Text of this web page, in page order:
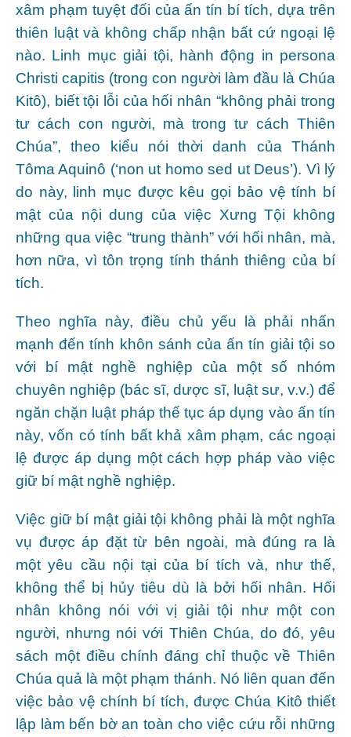
xâm phạm tuyệt đối của ấn tín bí tích, dựa trên
thiên luật và không chấp nhận bất cứ ngoại lệ
nào. Linh mục giải tội, hành động in persona
Christi capitis (trong con người làm đầu là Chúa
Kitô), biết tội lỗi của hối nhân “không phải trong
tư cách con người, mà trong tư cách Thiên
Chúa”, theo kiểu nói thời danh của Thánh
Tôma Aquinô (‘non ut homo sed ut Deus’). Vì lý
do này, linh mục được kêu gọi bảo vệ tính bí
mật của nội dung của việc Xưng Tội không
những qua việc “trung thành” với hối nhân, mà,
hơn nữa, vì tôn trọng tính thánh thiêng của bí
tích.
Theo nghĩa này, điều chủ yếu là phải nhấn
mạnh đến tính khôn sánh của ấn tín giải tội so
với bí mật nghề nghiệp của một số nhóm
chuyên nghiệp (bác sĩ, dược sĩ, luật sư, v.v.) để
ngăn chặn luật pháp thế tục áp dụng vào ấn tín
này, vốn có tính bất khả xâm phạm, các ngoại
lệ được áp dụng một cách hợp pháp vào việc
giữ bí mật nghề nghiệp.
Việc giữ bí mật giải tội không phải là một nghĩa
vụ được áp đặt từ bên ngoài, mà đúng ra là
một yêu cầu nội tại của bí tích và, như thế,
không thể bị hủy tiêu dù là bởi hối nhân. Hối
nhân không nói với vị giải tội như một con
người, nhưng nói với Thiên Chúa, do đó, yêu
sách một điều chính đáng chỉ thuộc về Thiên
Chúa quả là một phạm thánh. Nó liên quan đến
việc bảo vệ chính bí tích, được Chúa Kitô thiết
lập làm bến bờ an toàn cho việc cứu rỗi những